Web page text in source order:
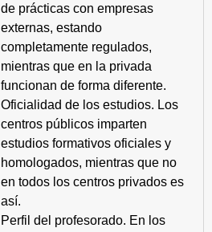
de prácticas con empresas
externas, estando
completamente regulados,
mientras que en la privada
funcionan de forma diferente.
Oficialidad de los estudios. Los
centros públicos imparten
estudios formativos oficiales y
homologados, mientras que no
en todos los centros privados es
así.
Perfil del profesorado. En los